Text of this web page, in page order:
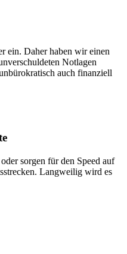
ein. Daher haben wir einen
Notlagen
auch finanziell
sorgen für den Speed auf
Langweilig wird es